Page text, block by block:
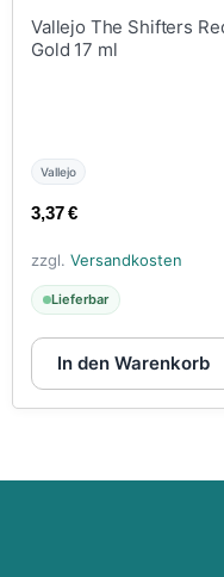
Vallejo The Shifters
Gold 17 ml
Vallejo
3,37€
zzgl. Versandkosten
Lieferbar
In den Warenkorb